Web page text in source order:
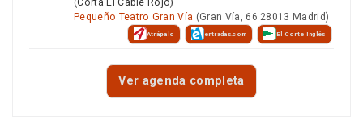
Pequeño Teatro Gran Vía (Gran Vía, 66 28013 Madrid)
Atrápalo entradas.com El Corte Inglés
Ver agenda completa